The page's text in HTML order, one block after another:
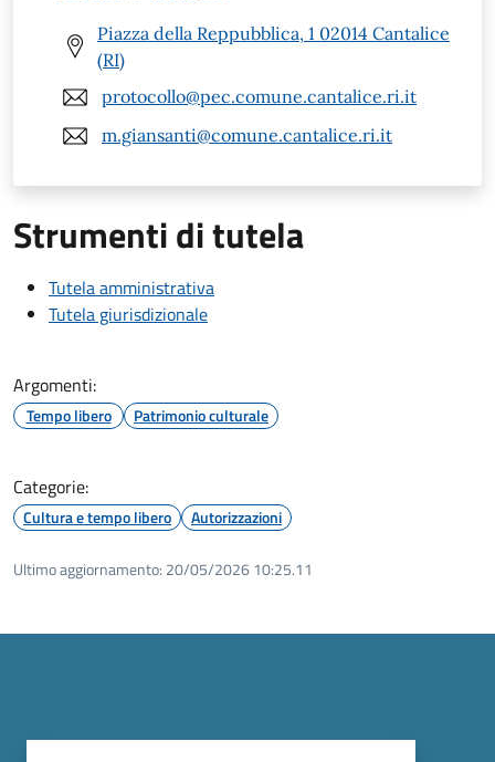
Piazza della Reppubblica, 1 02014 Cantalice
(RI)
protocollo@pec.comune.cantalice.ri.it
m.giansanti@comune.cantalice.ri.it
Strumenti di tutela
Tutela amministrativa
Tutela giurisdizionale
Argomenti:
Tempo libero Patrimonio culturale
Categorie:
Cultura e tempo libero Autorizzazioni
Ultimo aggiornamento: 20/05/2026 10:25.11